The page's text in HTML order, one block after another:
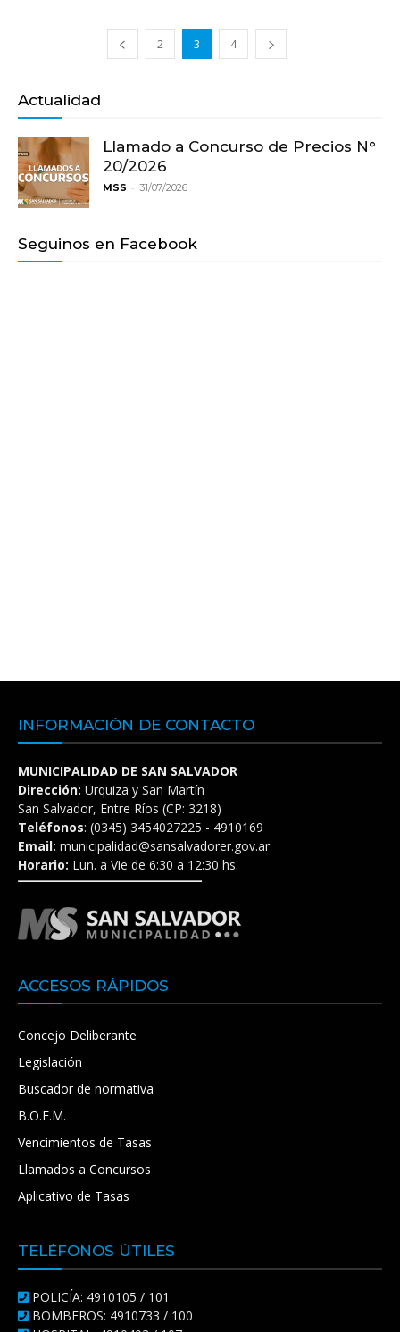
2 3 4
Actualidad
Llamado a Concurso de Precios N°
20/2026
MSS - 31/07/2026
Seguinos en Facebook
INFORMACIÓN DE CONTACTO
MUNICIPALIDAD DE SAN SALVADOR
Dirección: Urquiza y San Martín
San Salvador, Entre Ríos (CP: 3218)
Teléfonos: (0345) 3454027225 - 4910169
Email: municipalidad@sansalvadorer.gov.ar
Horario: Lun. a Vie de 6:30 a 12:30 hs.
ACCESOS RÁPIDOS
Concejo Deliberante
Legislación
Buscador de normativa
B.O.E.M.
Vencimientos de Tasas
Llamados a Concursos
Aplicativo de Tasas
TELÉFONOS ÚTILES
POLICÍA: 4910105 / 101
BOMBEROS: 4910733 / 100